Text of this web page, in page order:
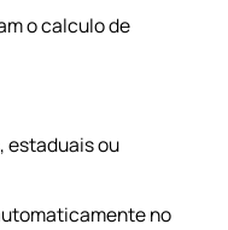
o calculo de
estaduais ou
no